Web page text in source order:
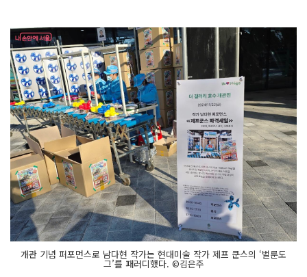
개관 기념 퍼포먼스로 남다현 작가는 현대미술 작가 제프 쿤스의 ‘벌룬도
그’를 패러디했다. ©김은주